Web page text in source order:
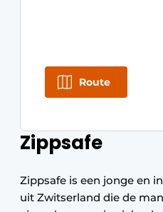
Zippsafe
Zippsafe is een jonge en
uit Zwitserland die de
Route